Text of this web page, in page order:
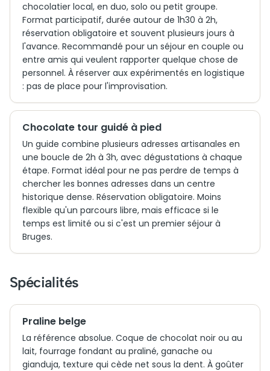
chocolatier local, en duo, solo ou petit groupe.
Format participatif, durée autour de 1h30 à 2h,
réservation obligatoire et souvent plusieurs jours à
l'avance. Recommandé pour un séjour en couple ou
entre amis qui veulent rapporter quelque chose de
personnel. À réserver aux expérimentés en logistique
: pas de place pour l'improvisation.
Chocolate tour guidé à pied
Un guide combine plusieurs adresses artisanales en
une boucle de 2h à 3h, avec dégustations à chaque
étape. Format idéal pour ne pas perdre de temps à
chercher les bonnes adresses dans un centre
historique dense. Réservation obligatoire. Moins
flexible qu'un parcours libre, mais efficace si le
temps est limité ou si c'est un premier séjour à
Bruges.
Spécialités
Praline belge
La référence absolue. Coque de chocolat noir ou au
lait, fourrage fondant au praliné, ganache ou
gianduja, texture qui cède net sous la dent. À goûter